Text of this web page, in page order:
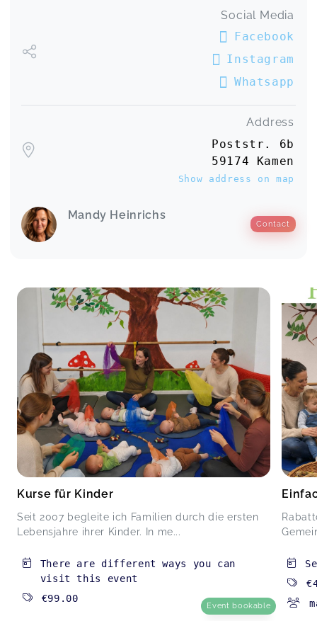
Social Media
Facebook
Instagram
Whatsapp
Address
Poststr. 6b
59174 Kamen
Show address on map
Mandy Heinrichs
Contact
Kurse für Kinder
Seit 2007 begleite ich Familien durch die ersten
Lebensjahre ihrer Kinder. In me...
There are different ways you can
visit this event
€99.00
Event bookable